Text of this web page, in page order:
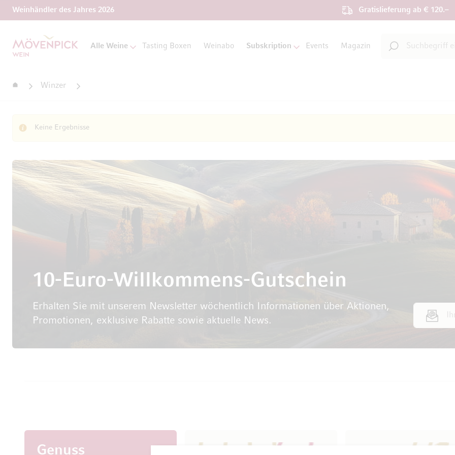
Weinhändler des Jahres 2026 Gratislieferung ab € 120.–
Zur Startseite
Alle Weine Tasting Boxen Weinabo Subskription Events Magazin
Suche
StartseiteWinzer
Keine Ergebnisse
10-Euro-Willkommens-Gutschein
Erhalten Sie mit unserem Newsletter wöchentlich Informationen über Aktionen,
Promotionen, exklusive Rabatte sowie aktuelle News.
E-Mail
Genuss